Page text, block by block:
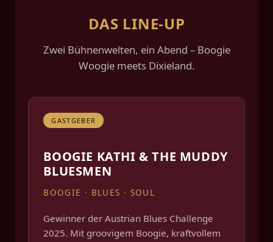
DAS LINE-UP
Zwei Bühnenwelten, ein Abend – Boogie
Woogie meets Dixieland.
GASTGEBER
BOOGIE KATHI & THE MUDDY
BLUESMEN
BOOGIE · BLUES · SOUL
Gewinner der Austrian Blues Challenge
2025. Mit groovigem Boogie, kraftvollem